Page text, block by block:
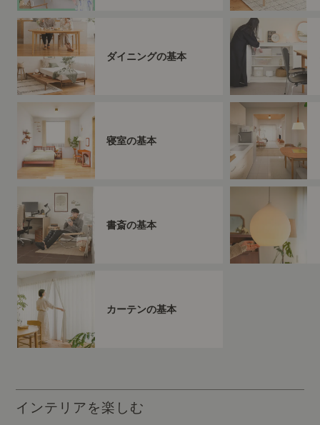
ダイニングの基本
寝室の基本
書斎の基本
カーテンの基本
インテリアを楽しむ